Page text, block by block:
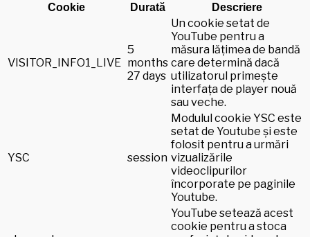
Cookie Durată Descriere
VISITOR_INFO1_LIVE
5
months
27 days
Un cookie setat de
YouTube pentru a
măsura lățimea de bandă
care determină dacă
utilizatorul primește
interfața de player nouă
sau veche.
YSC session
Modulul cookie YSC este
setat de Youtube și este
folosit pentru a urmări
vizualizările
videoclipurilor
încorporate pe paginile
Youtube.
YouTube setează acest
cookie pentru a stoca